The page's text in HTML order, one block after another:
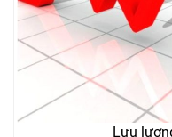
Lưu